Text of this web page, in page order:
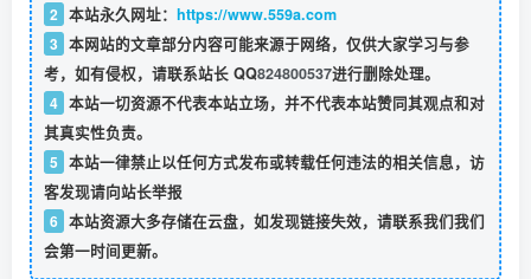
2 本站永久网址： https://www.559a.com
3 本网站的文章部分内容可能来源于网络，仅供大家学习与参
考，如有侵权，请联系站长 QQ824800537进行删除处理。
4 本站一切资源不代表本站立场，并不代表本站赞同其观点和对
其真实性负责。
5 本站一律禁止以任何方式发布或转载任何违法的相关信息，访
客发现请向站长举报
6 本站资源大多存储在云盘，如发现链接失效，请联系我们我们
会第一时间更新。